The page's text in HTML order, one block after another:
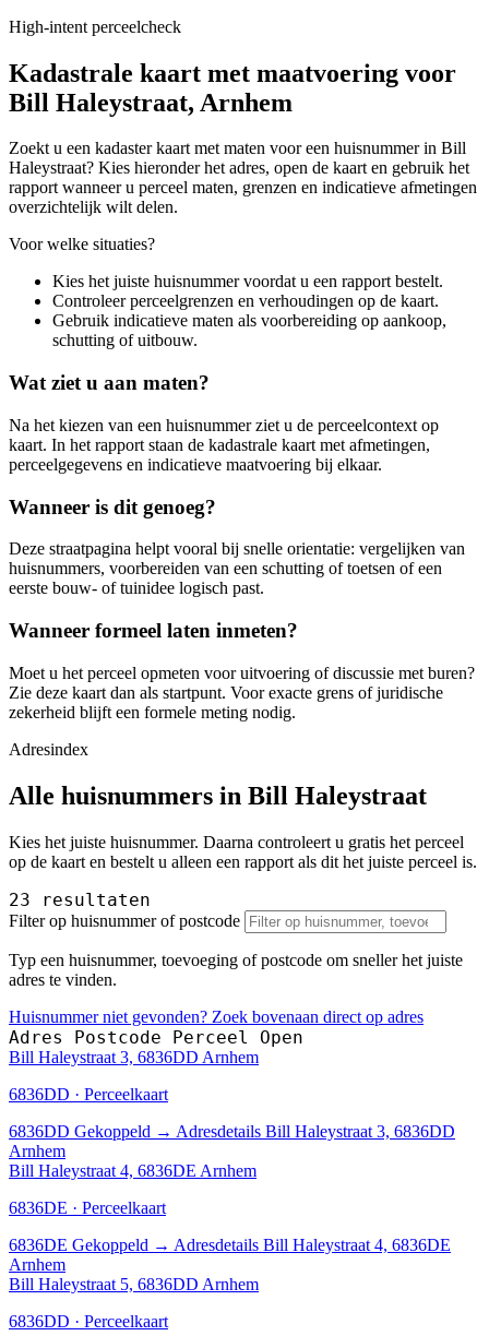
High-intent perceelcheck
Kadastrale kaart met maatvoering voor
Bill Haleystraat, Arnhem
Zoekt u een kadaster kaart met maten voor een huisnummer in Bill
Haleystraat? Kies hieronder het adres, open de kaart en gebruik het
rapport wanneer u perceel maten, grenzen en indicatieve afmetingen
overzichtelijk wilt delen.
Voor welke situaties?
Kies het juiste huisnummer voordat u een rapport bestelt.
Controleer perceelgrenzen en verhoudingen op de kaart.
Gebruik indicatieve maten als voorbereiding op aankoop,
schutting of uitbouw.
Wat ziet u aan maten?
Na het kiezen van een huisnummer ziet u de perceelcontext op
kaart. In het rapport staan de kadastrale kaart met afmetingen,
perceelgegevens en indicatieve maatvoering bij elkaar.
Wanneer is dit genoeg?
Deze straatpagina helpt vooral bij snelle orientatie: vergelijken van
huisnummers, voorbereiden van een schutting of toetsen of een
eerste bouw- of tuinidee logisch past.
Wanneer formeel laten inmeten?
Moet u het perceel opmeten voor uitvoering of discussie met buren?
Zie deze kaart dan als startpunt. Voor exacte grens of juridische
zekerheid blijft een formele meting nodig.
Adresindex
Alle huisnummers in Bill Haleystraat
Kies het juiste huisnummer. Daarna controleert u gratis het perceel
op de kaart en bestelt u alleen een rapport als dit het juiste perceel is.
23 resultaten
Filter op huisnummer of postcode
Typ een huisnummer, toevoeging of postcode om sneller het juiste
adres te vinden.
Huisnummer niet gevonden? Zoek bovenaan direct op adres
Adres Postcode Perceel Open
Bill Haleystraat 3, 6836DD Arnhem
6836DD · Perceelkaart
6836DD Gekoppeld → Adresdetails Bill Haleystraat 3, 6836DD
Arnhem
Bill Haleystraat 4, 6836DE Arnhem
6836DE · Perceelkaart
6836DE Gekoppeld → Adresdetails Bill Haleystraat 4, 6836DE
Arnhem
Bill Haleystraat 5, 6836DD Arnhem
6836DD · Perceelkaart